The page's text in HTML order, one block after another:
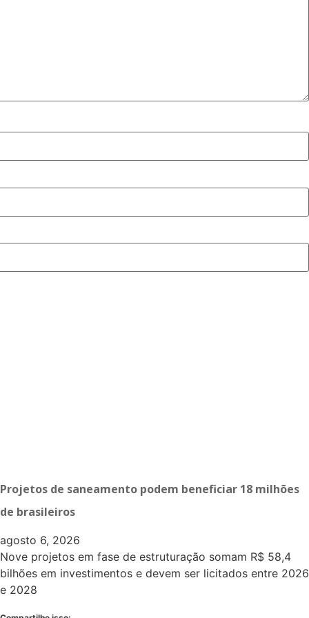
Projetos de saneamento podem beneficiar 18 milhões
de brasileiros
agosto 6, 2026
Nove projetos em fase de estruturação somam R$ 58,4
bilhões em investimentos e devem ser licitados entre 2026
e 2028